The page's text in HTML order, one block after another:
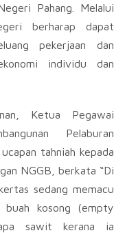
Pahang. Melalui
berharap dapat
pekerjaan dan
individu dan
Ketua Pegawai
Pelaburan
tahniah kepada
NGGB, berkata “Di
sedang memacu
buah kosong (empty
sawit kerana ia